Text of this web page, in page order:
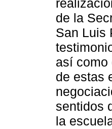
de la
San Luis
así como
de estas
sentidos
la